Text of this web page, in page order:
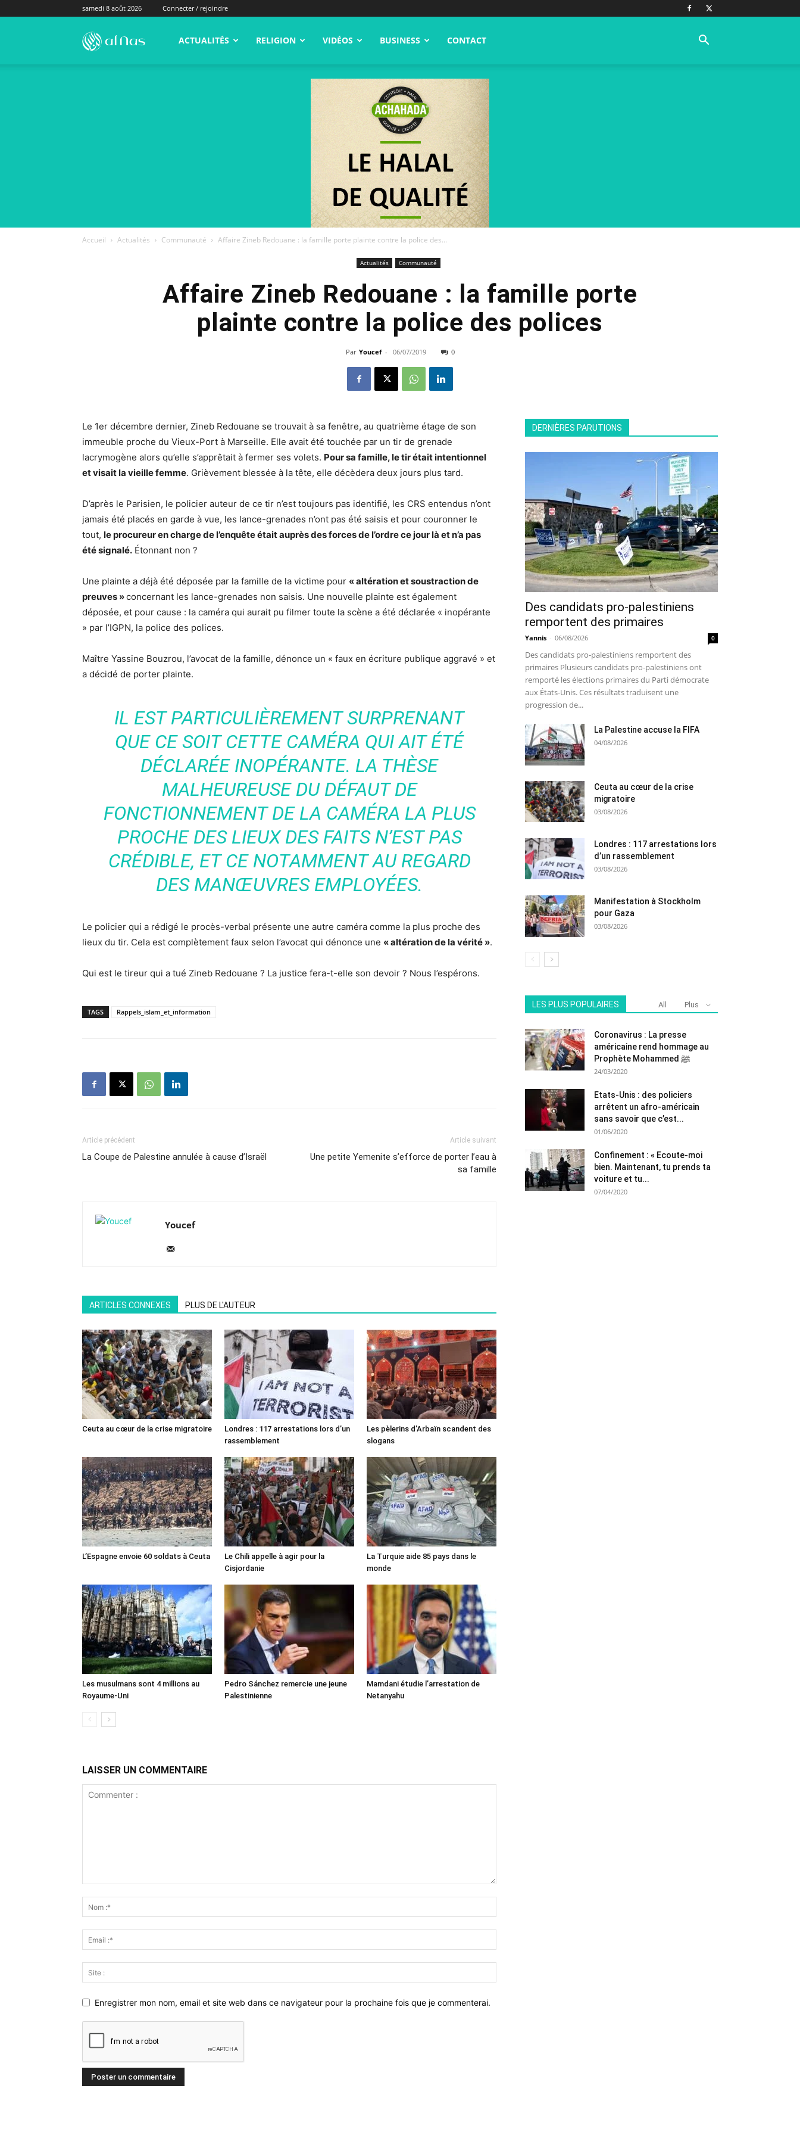
samedi 8 août 2026 Connecter / rejoindre
alNas.fr ACTUALITÉS RELIGION VIDÉOS BUSINESS CONTACT
Accueil Actualités Communauté Affaire Zineb Redouane : la famille porte plainte contre la police des...
Actualités Communauté
Affaire Zineb Redouane : la famille porte
plainte contre la police des polices
Par Youcef - 06/07/2019 0
Le 1er décembre dernier, Zineb Redouane se trouvait à sa fenêtre, au quatrième étage de son
immeuble proche du Vieux-Port à Marseille. Elle avait été touchée par un tir de grenade
lacrymogène alors qu’elle s’apprêtait à fermer ses volets. Pour sa famille, le tir était intentionnel
et visait la vieille femme. Grièvement blessée à la tête, elle décèdera deux jours plus tard.
D’après le Parisien, le policier auteur de ce tir n’est toujours pas identifié, les CRS entendus n’ont
jamais été placés en garde à vue, les lance-grenades n’ont pas été saisis et pour couronner le
tout, le procureur en charge de l’enquête était auprès des forces de l’ordre ce jour là et n’a pas
été signalé. Étonnant non ?
Une plainte a déjà été déposée par la famille de la victime pour « altération et soustraction de
preuves »concernant les lance-grenades non saisis. Une nouvelle plainte est également
déposée, et pour cause : la caméra qui aurait pu filmer toute la scène a été déclarée « inopérante
» par l’IGPN, la police des polices.
Maître Yassine Bouzrou, l’avocat de la famille, dénonce un « faux en écriture publique aggravé » et
a décidé de porter plainte.
IL EST PARTICULIÈREMENT SURPRENANT
QUE CE SOIT CETTE CAMÉRA QUI AIT ÉTÉ
DÉCLARÉE INOPÉRANTE. LA THÈSE
MALHEUREUSE DU DÉFAUT DE
FONCTIONNEMENT DE LA CAMÉRA LA PLUS
PROCHE DES LIEUX DES FAITS N’EST PAS
CRÉDIBLE, ET CE NOTAMMENT AU REGARD
DES MANŒUVRES EMPLOYÉES.
Le policier qui a rédigé le procès-verbal présente une autre caméra comme la plus proche des
lieux du tir. Cela est complètement faux selon l’avocat qui dénonce une « altération de la vérité ».
Qui est le tireur qui a tué Zineb Redouane ? La justice fera-t-elle son devoir ? Nous l’espérons.
TAGS Rappels_islam_et_information
Article précédent
La Coupe de Palestine annulée à cause d’Israël
Article suivant
Une petite Yemenite s’efforce de porter l’eau à
sa famille
Youcef
ARTICLES CONNEXES PLUS DE L'AUTEUR
Ceuta au cœur de la crise migratoire
Londres : 117 arrestations lors d’un
rassemblement
Les pèlerins d’Arbaïn scandent des
slogans
L’Espagne envoie 60 soldats à Ceuta
Le Chili appelle à agir pour la
Cisjordanie
La Turquie aide 85 pays dans le
monde
Les musulmans sont 4 millions au
Royaume-Uni
Pedro Sánchez remercie une jeune
Palestinienne
Mamdani étudie l’arrestation de
Netanyahu
LAISSER UN COMMENTAIRE
Enregistrer mon nom, email et site web dans ce navigateur pour la prochaine fois que je commenterai.
DERNIÈRES PARUTIONS
Des candidats pro-palestiniens
remportent des primaires
Yannis - 06/08/2026 0
Des candidats pro-palestiniens remportent des
primaires Plusieurs candidats pro-palestiniens ont
remporté les élections primaires du Parti démocrate
aux États-Unis. Ces résultats traduisent une
progression de...
La Palestine accuse la FIFA
04/08/2026
Ceuta au cœur de la crise
migratoire
03/08/2026
Londres : 117 arrestations lors
d’un rassemblement
03/08/2026
Manifestation à Stockholm
pour Gaza
03/08/2026
LES PLUS POPULAIRES All Plus
Coronavirus : La presse
américaine rend hommage au
Prophète Mohammed ﷺ
24/03/2020
Etats-Unis : des policiers
arrêtent un afro-américain
sans savoir que c’est...
01/06/2020
Confinement : « Ecoute-moi
bien. Maintenant, tu prends ta
voiture et tu...
07/04/2020